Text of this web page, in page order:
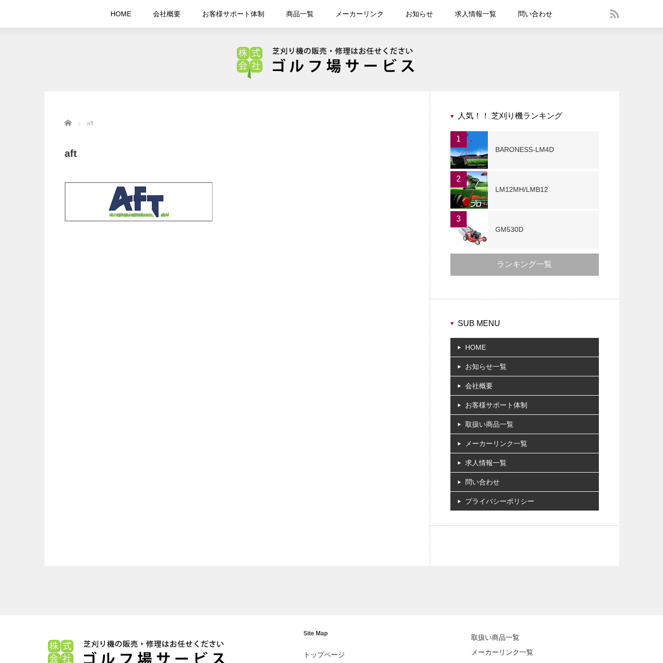
HOME 会社概要 お客様サポート体制 商品一覧 メーカーリンク お知らせ 求人情報一覧 問い合わせ
Home aft
aft
人気！！ 芝刈り機ランキング
1
BARONESS-LM4D
2
LM12MH/LMB12
3
GM530D
ランキング一覧
SUB MENU
HOME
お知らせ一覧
会社概要
お客様サポート体制
取扱い商品一覧
メーカーリンク一覧
求人情報一覧
問い合わせ
プライバシーポリシー
Site Map
トップページ
取扱い商品一覧
メーカーリンク一覧